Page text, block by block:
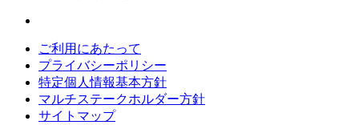
ご利用にあたって
プライバシーポリシー
特定個人情報基本方針
マルチステークホルダー方針
サイトマップ